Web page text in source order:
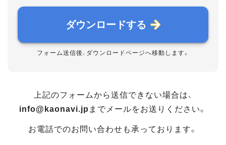
ダウンロードする
フォーム送信後、ダウンロードページへ移動します。
上記のフォームから送信できない場合は、
info@kaonavi.jp までメールをお送りください。
お電話でのお問い合わせも承っております。